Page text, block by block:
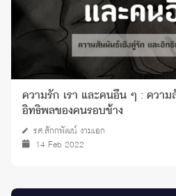
ความรัก เรา และคนอื่น ๆ : ควา
อิทธิพลของคนรอบข้าง
รศ.สักกพัฒน์ งามเอก
14 Feb 2022